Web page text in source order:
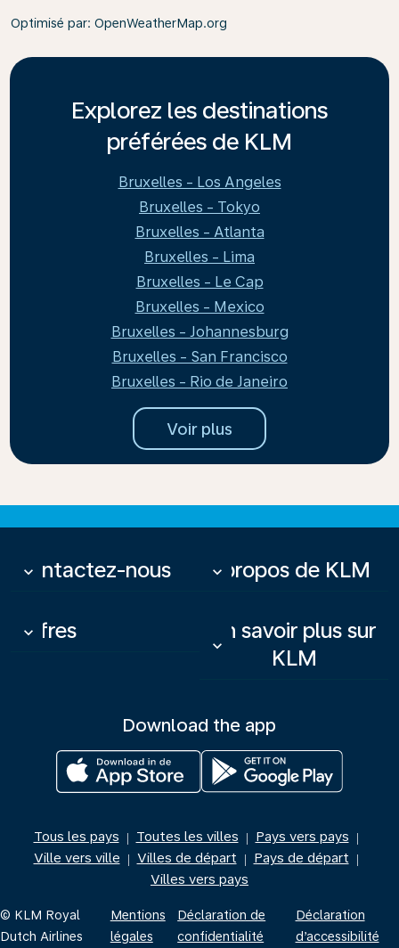
Optimisé par: OpenWeatherMap.org
Explorez les destinations
préférées de KLM
Bruxelles - Los Angeles
Bruxelles - Tokyo
Bruxelles - Atlanta
Bruxelles - Lima
Bruxelles - Le Cap
Bruxelles - Mexico
Bruxelles - Johannesburg
Bruxelles - San Francisco
Bruxelles - Rio de Janeiro
Voir plus
Contactez-nous
keyboard_arrow_down À propos de KLM
keyboard_arrow_down
Offres
keyboard_arrow_down
En savoir plus sur
KLM
keyboard_arrow_down
Download the app
Tous les pays | Toutes les villes | Pays vers pays |
Ville vers ville | Villes de départ | Pays de départ |
Villes vers pays
© KLM Royal
Dutch Airlines
Mentions
légales
Déclaration de
confidentialité
Déclaration
d’accessibilité